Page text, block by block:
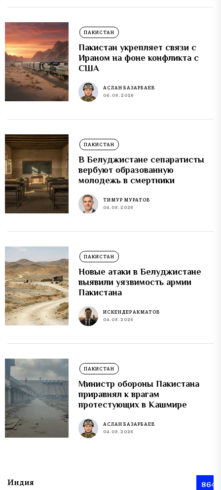
ПАКИСТАН
Пакистан укрепляет связи с
Ираном на фоне конфликта с
США
АСЛАН БАЗАРБАЕВ
06.08.2026
ПАКИСТАН
В Белуджистане сепаратисты
вербуют образованную
молодежь в смертники
ТИМУР МУРАТОВ
04.08.2026
ПАКИСТАН
Новые атаки в Белуджистане
выявили уязвимость армии
Пакистана
ИСКЕНДЕР АКМАТОВ
04.08.2026
ПАКИСТАН
Министр обороны Пакистана
приравнял к врагам
протестующих в Кашмире
АСЛАН БАЗАРБАЕВ
04.08.2026
Индия 864